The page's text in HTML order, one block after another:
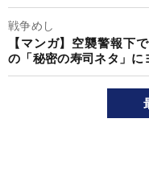
戦争めし
【マンガ】空襲警報下
の「秘密の寿司ネタ」に